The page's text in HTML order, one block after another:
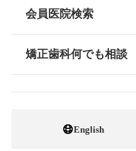
情報公開
会員医院検索
矯正歯科何でも相談
English
り、良好な結果を得て
充分に精査診断し、早
した上で長期的な治療
です。
関する科学論文の医学
く、現時点では十分な
エビデンス）がないこ